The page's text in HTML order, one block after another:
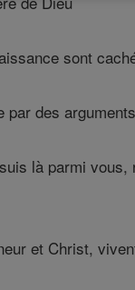
sont
par des
là parmi
et Christ,